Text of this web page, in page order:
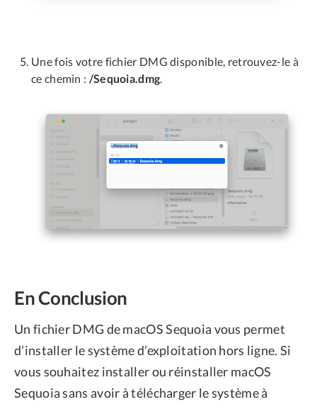
Une fois votre fichier DMG disponible, retrouvez-le à
ce chemin : /Sequoia.dmg
En Conclusion
Un fichier DMG de macOS Sequoia vous permet
d’installer le système d’exploitation hors ligne. Si
vous souhaitez installer ou réinstaller macOS
Sequoia sans avoir à télécharger le système à